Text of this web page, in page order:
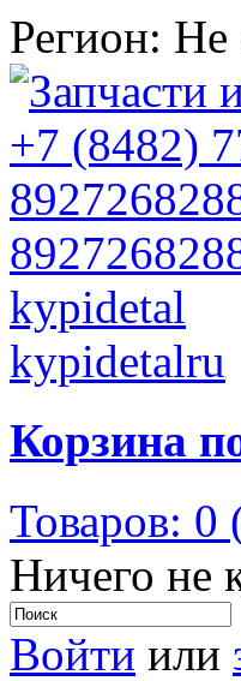
Регион: Не
+7 (8482)
kypidetal
kypidetalru
Корзина
Товаров: 0
Ничего не
Войти или